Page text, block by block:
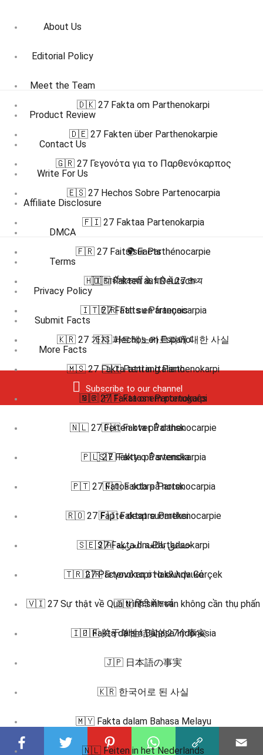
About Us
Editorial Policy
Meet the Team
Product Review
Contact Us
Write For Us
Affiliate Disclosure
DMCA
Terms
Privacy Policy
Submit Facts
More Facts
Subscribe to our channel
🇩🇰 27 Fakta om Parthenokarpi
🇩🇪 27 Fakten über Parthenokarpie
🇬🇷 27 Γεγονότα για το Παρθενόκαρπος
🇪🇸 27 Hechos Sobre Partenocarpia
🇫🇮 27 Faktaa Partenokarpia
🇫🇷 27 Faits sur Parthénocarpie
🇭🇮 पार्थेनोकार्पी के बारे में 27 तथ्य
🇮🇹 27 Fatti su Partenocarpia
🇰🇷 27 가지 파트헤노카르피에 대한 사실
🇲🇸 27 Fakta tentang Parthenokarpi
🇳🇴 27 Fakta om Partenokarpi
🇳🇱 27 Feiten over Parthenocarpie
🇵🇱 27 Fakty o Partenokarpia
🇵🇹 27 Fatos sobre Partenocarpia
🇷🇴 27 Fapte despre Parthenocarpie
🇸🇪 27 Fakta om Parthenokarpi
🇹🇷 27 Partenokarpi Hakkında Gerçek
🇻🇮 27 Sự thật về Quá trình sinh sản không cần thụ phấn
🇿🇭 关于单性结实的27个事实
🌍 Facts
🇩🇪 Fakten auf Deutsch
🇫🇷 Faits en français
🇪🇸 Hechos en Español
🇮🇹 Fatti in Italiano
🇧🇷 🇵🇹 Fatos em português
🇩🇰 Fakta på dansk
🇸🇪 Fakta på svenska
🇳🇴 Fakta på norsk
🇫🇮 Faktat suomeksi
🇸🇦 حقائق باللغة العربية
🇬🇷 Γεγονότα στα ελληνικά
🇮🇳 हिंदी में तथ्य
🇮🇩 Fakta dalam Bahasa Indonesia
🇯🇵 日本語の事実
🇰🇷 한국어로 된 사실
🇲🇾 Fakta dalam Bahasa Melayu
🇳🇱 Feiten in het Nederlands